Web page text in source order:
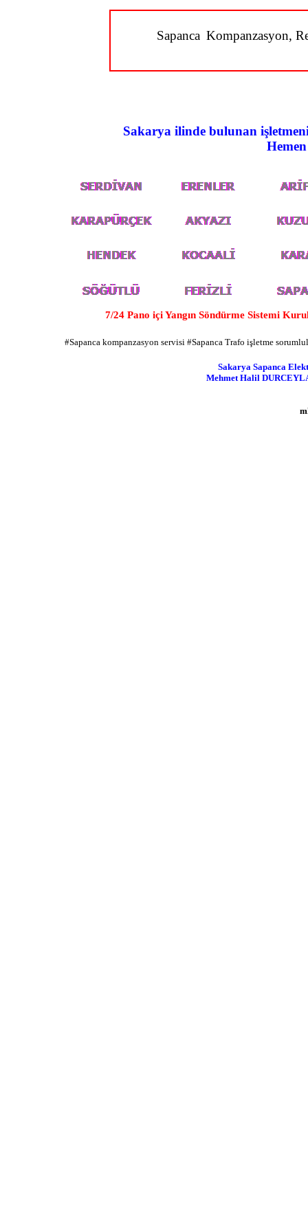
7/24 Pano içi Yangın Söndürme Sistemi
Kompanzasyon,
Sapanca
Sakarya ilinde bulunan
#Sapanca kompanzasyon servisi #Sapanca Trafo işletme
Sakarya Sapanca
Mehmet Halil